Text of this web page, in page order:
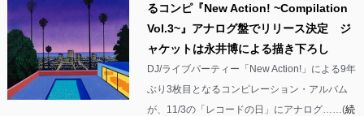
るコンピ『New Action! ~Compilation
Vol.3~』アナログ盤でリリース決定 ジ
ャケットは永井博による描き下ろし
DJ/ライブパーティー「New Action!」による9年
ぶり3枚目となるコンピレーション・アルバム
が、11/3の「レコードの日」にアナログ……(続